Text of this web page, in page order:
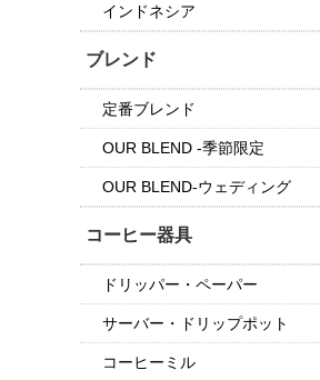
インドネシア
ブレンド
定番ブレンド
OUR BLEND -季節限定
OUR BLEND-ウェディング
コーヒー器具
ドリッパー・ペーパー
サーバー・ドリップポット
コーヒーミル